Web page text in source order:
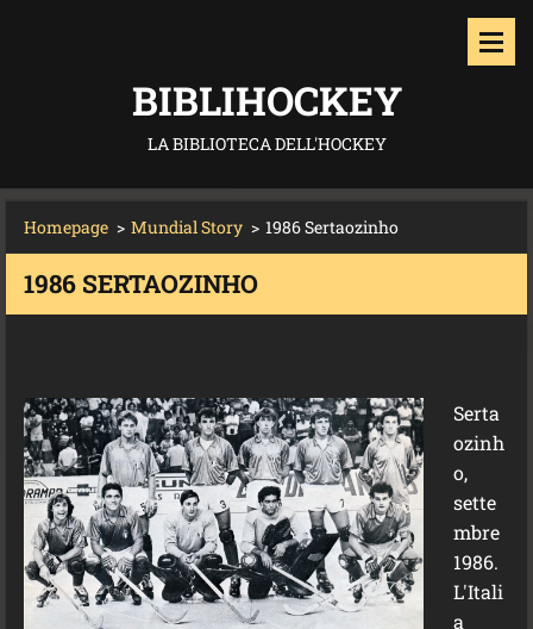
BIBLIHOCKEY
LA BIBLIOTECA DELL'HOCKEY
Homepage > Mundial Story > 1986 Sertaozinho
1986 SERTAOZINHO
Serta
ozinh
o,
sette
mbre
1986.
L'Itali
a